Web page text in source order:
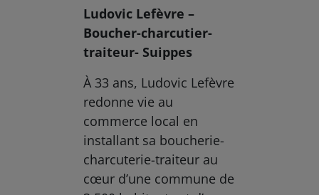
Ludovic Lefèvre –
Boucher-charcutier-
traiteur- Suippes
À 33 ans, Ludovic Lefèvre
redonne vie au
commerce local en
installant sa boucherie-
charcuterie-traiteur au
cœur d’une commune de